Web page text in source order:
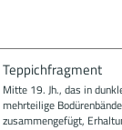
Teppichfragment
Mitte 19. Jh., das in
mehrteilige
zusammengefügt,